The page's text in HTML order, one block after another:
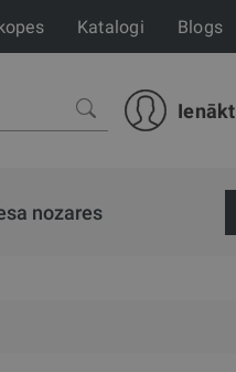
Katalogi Blogs
Ienākt
nozares